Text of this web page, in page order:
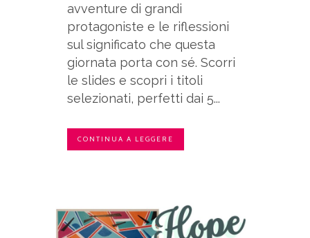
avventure di grandi
protagoniste e le riflessioni
sul significato che questa
giornata porta con sé. Scorri
le slides e scopri i titoli
selezionati, perfetti dai 5...
CONTINUA A LEGGERE